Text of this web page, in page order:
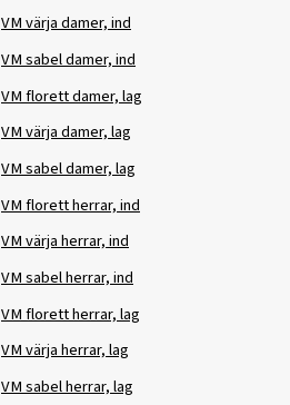
VM värja damer, ind
VM sabel damer, ind
VM florett damer, lag
VM värja damer, lag
VM sabel damer, lag
VM florett herrar, ind
VM värja herrar, ind
VM sabel herrar, ind
VM florett herrar, lag
VM värja herrar, lag
VM sabel herrar, lag